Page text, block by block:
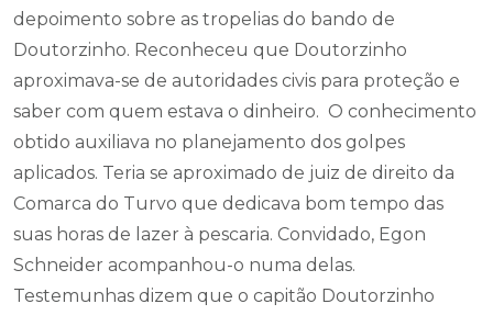
depoimento sobre as tropelias do bando de
Doutorzinho. Reconheceu que Doutorzinho
aproximava-se de autoridades civis para proteção e
saber com quem estava o dinheiro. O conhecimento
obtido auxiliava no planejamento dos golpes
aplicados. Teria se aproximado de juiz de direito da
Comarca do Turvo que dedicava bom tempo das
suas horas de lazer à pescaria. Convidado, Egon
Schneider acompanhou-o numa delas.
Testemunhas dizem que o capitão Doutorzinho